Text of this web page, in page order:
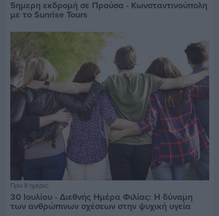
5ημερη εκδρομή σε Προύσα - Κωνσταντινούπολη
με το Sunrise Tours
Πριν 9 ημέρες
30 Ιουλίου - Διεθνής Ημέρα Φιλίας: Η δύναμη
των ανθρώπινων σχέσεων στην ψυχική υγεία